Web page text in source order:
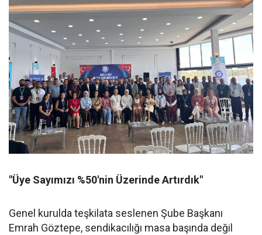
"Üye Sayımızı %50'nin Üzerinde Artırdık"
Genel kurulda teşkilata seslenen Şube Başkanı
Emrah Göztepe, sendikacılığı masa başında değil